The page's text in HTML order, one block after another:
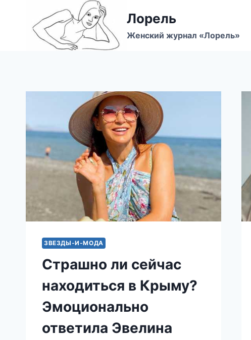
содержимому
Лорель
Женский журнал «Лорель»
ЗВЕЗДЫ-И-МОДА
Страшно ли сейчас
находиться в Крыму?
Эмоционально
ответила Эвелина